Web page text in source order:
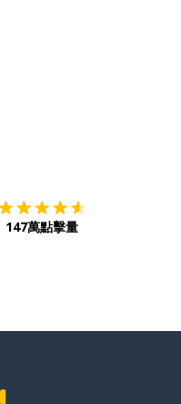
147萬點擊量